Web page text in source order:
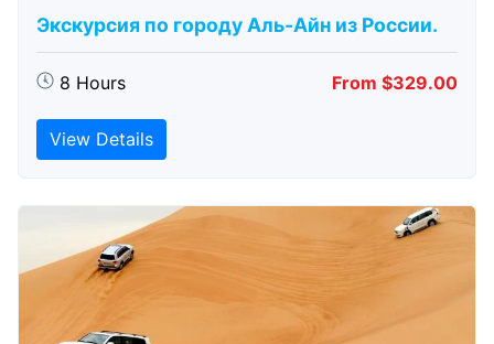
Экскурсия по городу Аль-Айн из России.
8 Hours From $329.00
View Details